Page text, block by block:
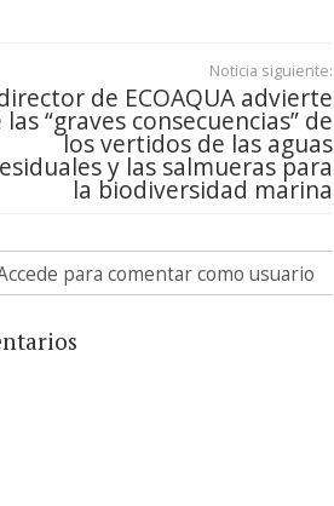
Noticia siguiente:
de ECOAQUA advierte
las “graves consecuencias” de
los vertidos de las aguas
y las salmueras para
la biodiversidad marina
para comentar como usuario